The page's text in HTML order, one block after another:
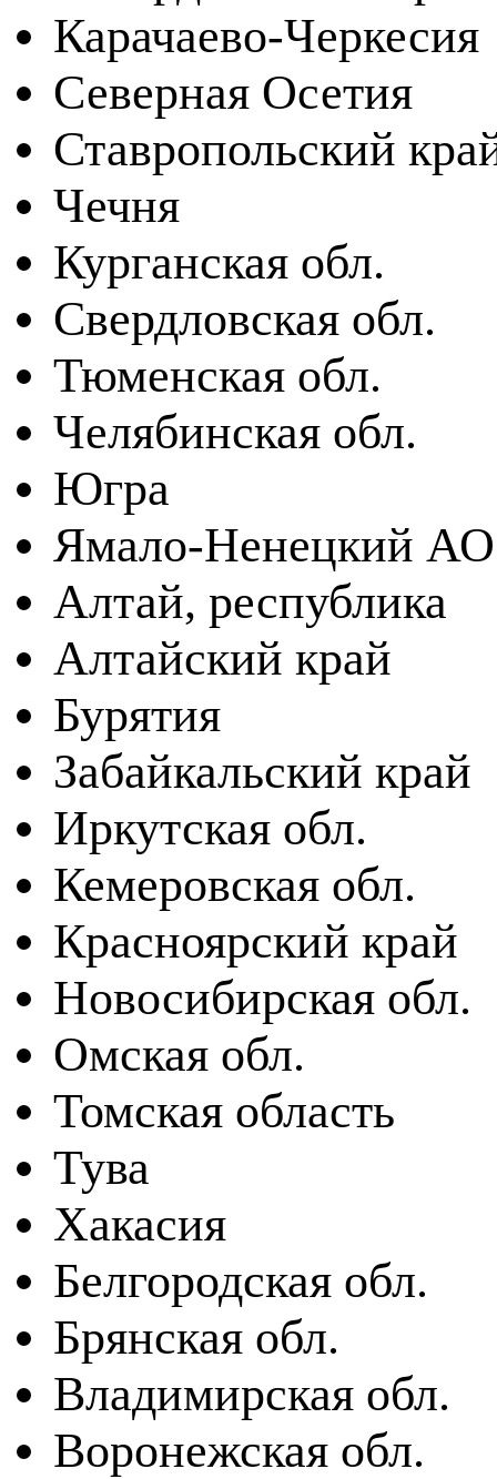
Карачаево-Черкесия
Северная Осетия
Ставропольский
Чечня
Курганская обл.
Свердловская обл.
Тюменская обл.
Челябинская обл.
Югра
Ямало-Ненецкий АО
Алтай, республика
Алтайский край
Бурятия
Забайкальский край
Иркутская обл.
Кемеровская обл.
Красноярский край
Новосибирская обл.
Омская обл.
Томская область
Тува
Хакасия
Белгородская обл.
Брянская обл.
Владимирская обл.
Воронежская обл.